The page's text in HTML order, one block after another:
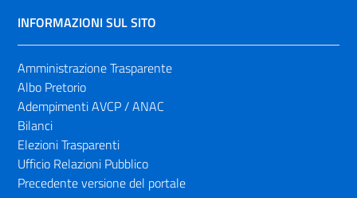
INFORMAZIONI SUL SITO
Amministrazione Trasparente
Albo Pretorio
Adempimenti AVCP / ANAC
Bilanci
Elezioni Trasparenti
Ufficio Relazioni Pubblico
Precedente versione del portale